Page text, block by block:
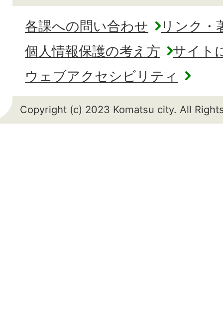
各課への問い合わせ
リンク・
個人情報保護の考え方
サイト
ウェブアクセシビリティ
Copyright (c) 2023 Komatsu city. All